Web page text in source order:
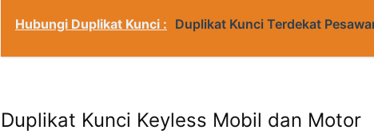
Hubungi Duplikat Kunci : Duplikat Kunci Terdekat
Duplikat Kunci Keyless Mobil dan Motor